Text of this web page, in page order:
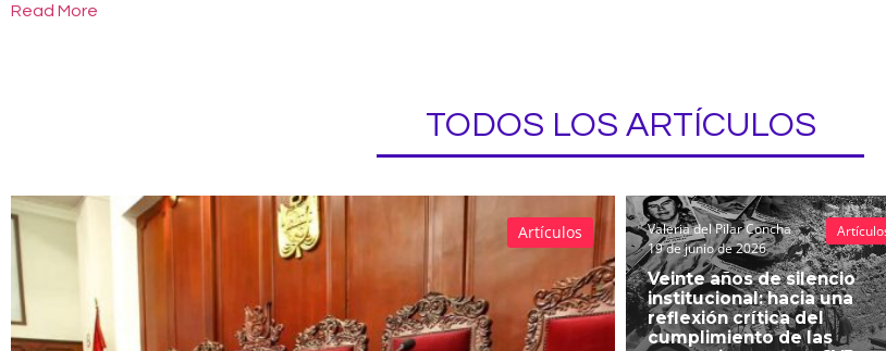
Read More
TODOS LOS ARTÍCULOS
Artículos
Valeria del Pilar Concha
19 de junio de 2026
Veinte años de silencio
institucional: hacia una
reflexión crítica del
cumplimiento de las